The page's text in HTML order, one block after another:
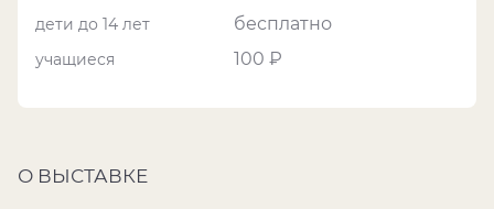
дети до 14 лет бесплатно
учащиеся 100 ₽
О ВЫСТАВКЕ